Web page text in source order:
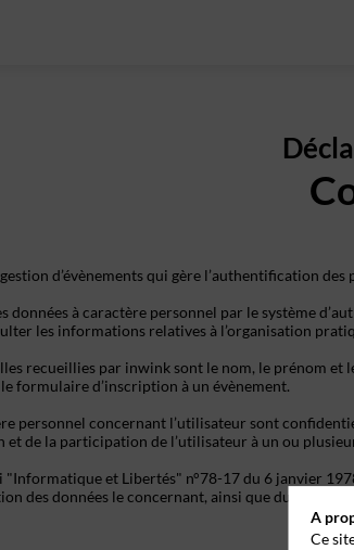
d’évènements qui gère l’authentification
données à caractère personnel par le système
les informations relatives à l’organisation
recueillies par inwink sont le nom, le prénom et
formulaire d’inscription à un évènement.
personnel concernant l’utilisateur sont
et de la participation de l’utilisateur à un ou
et Libertés" n°78-17 du 6 janvier
des données le concernant, ainsi que du droit
A
Ce